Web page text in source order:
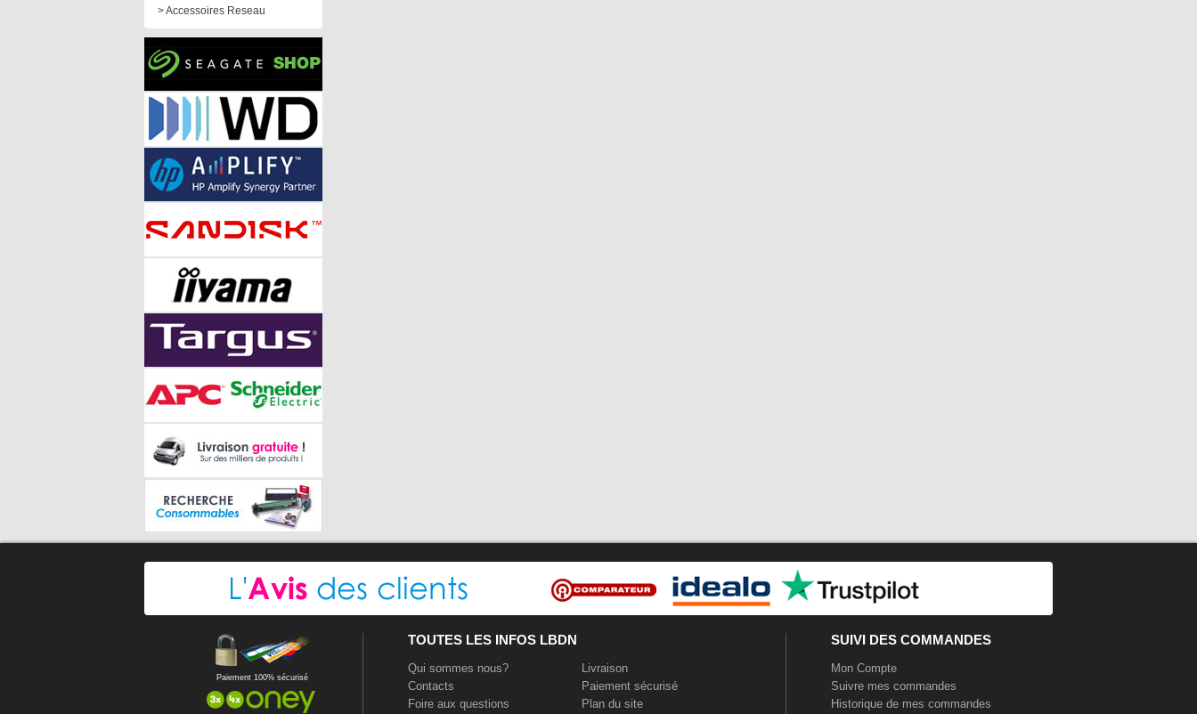
> Accessoires Reseau
Paiement 100% sécurisé
TOUTES LES INFOS LBDN
Qui sommes nous?
Contacts
Foire aux questions
Livraison
Paiement sécurisé
Plan du site
SUIVI DES COMMANDES
Mon Compte
Suivre mes commandes
Historique de mes commandes